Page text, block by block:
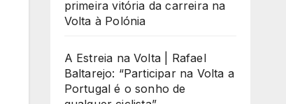
primeira vitória da carreira na
Volta à Polónia
A Estreia na Volta | Rafael
Baltarejo: “Participar na Volta a
Portugal é o sonho de